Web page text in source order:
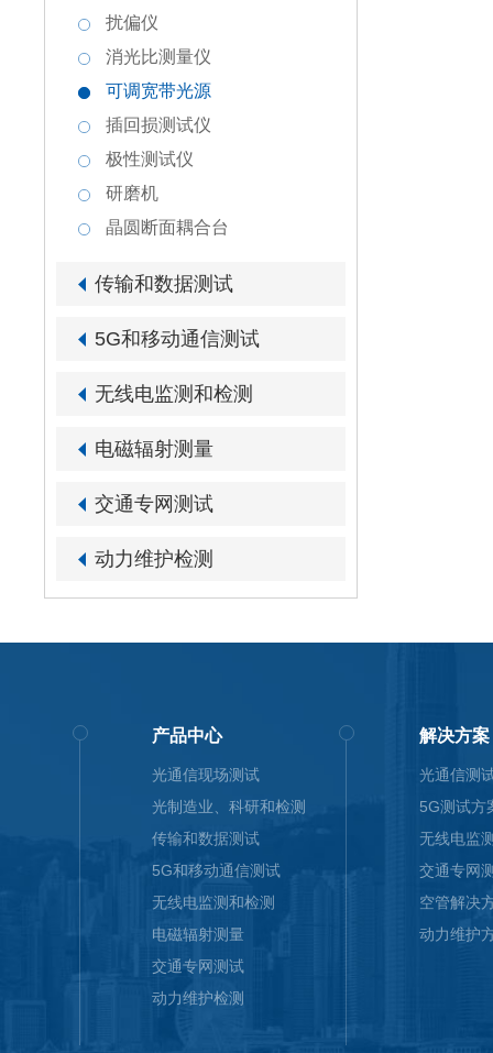
扰偏仪
消光比测量仪
可调宽带光源
插回损测试仪
极性测试仪
研磨机
晶圆断面耦合台
传输和数据测试
5G和移动通信测试
无线电监测和检测
电磁辐射测量
交通专网测试
动力维护检测
产品中心
光通信现场测试
光制造业、科研和检测
传输和数据测试
5G和移动通信测试
无线电监测和检测
电磁辐射测量
交通专网测试
动力维护检测
解决方案
光通信测
5G测试方
无线电监
交通专网
空管解决
动力维护